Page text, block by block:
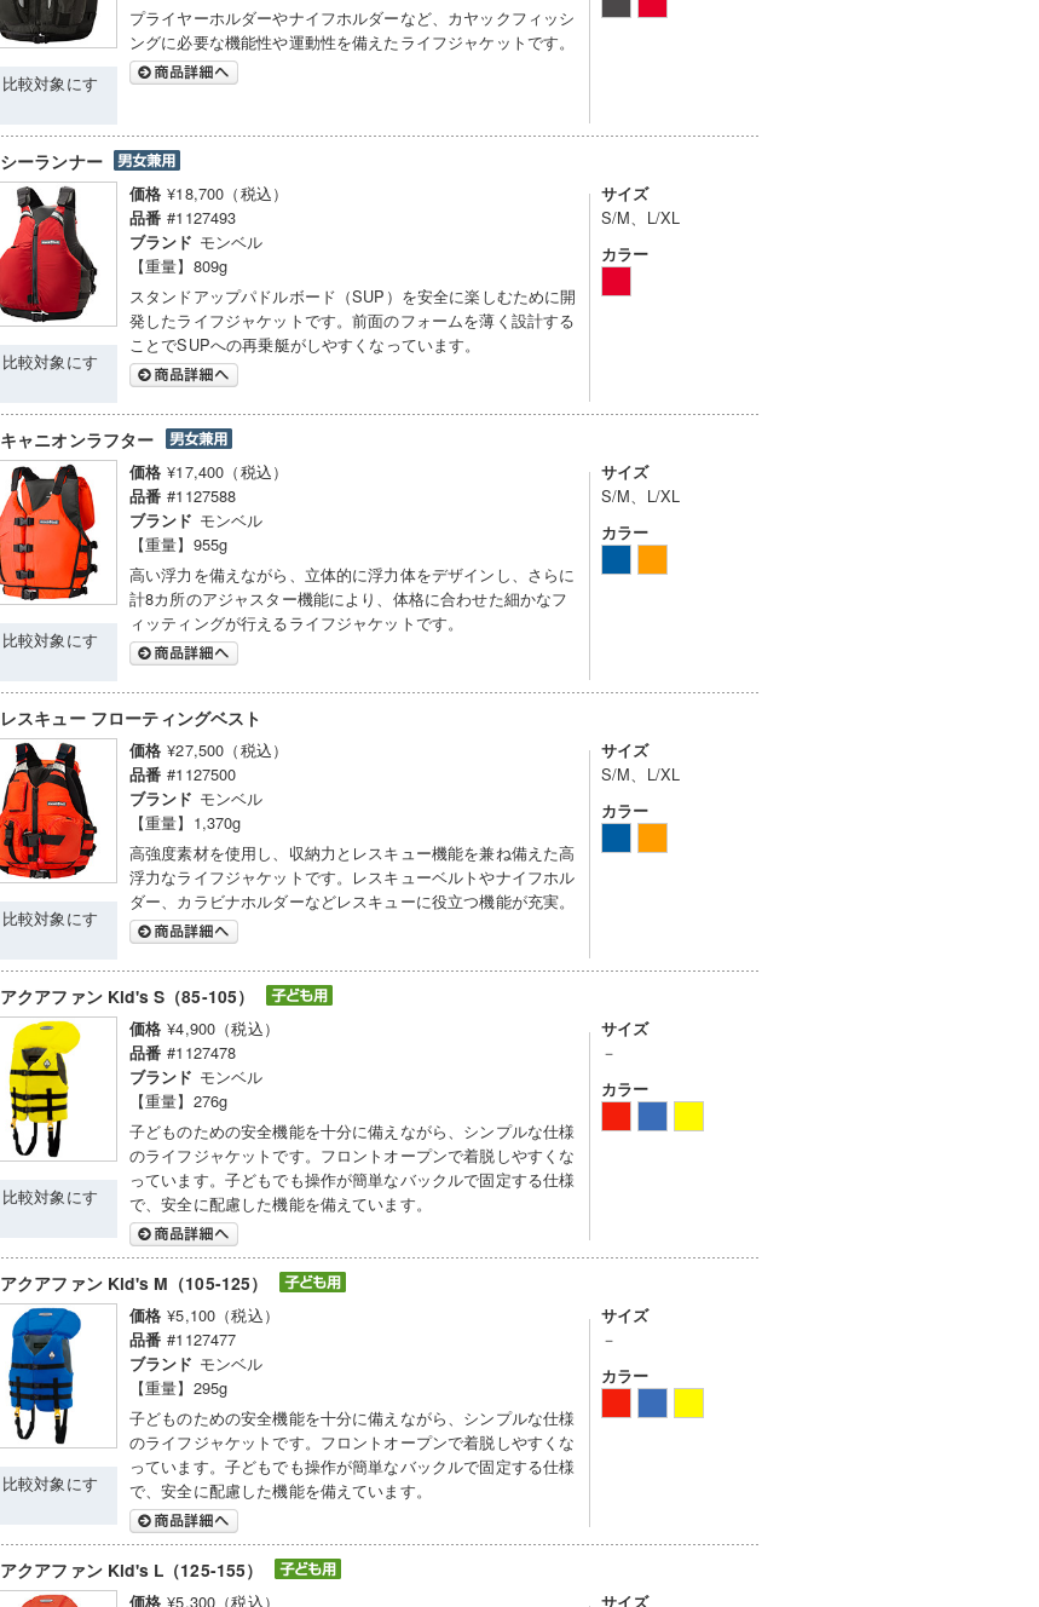
比較対象にす
プライヤーホルダーやナイフホルダーなど、カヤックフィッシ
ングに必要な機能性や運動性を備えたライフジャケットです。
シーランナー
比較対象にす
価格 ¥18,700（税込）
品番 #1127493
ブランド モンベル
【重量】809g
スタンドアップパドルボード（SUP）を安全に楽しむために開
発したライフジャケットです。前面のフォームを薄く設計する
ことでSUPへの再乗艇がしやすくなっています。
サイズ
S/M、L/XL
カラー
キャニオンラフター
比較対象にす
価格 ¥17,400（税込）
品番 #1127588
ブランド モンベル
【重量】955g
高い浮力を備えながら、立体的に浮力体をデザインし、さらに
計8カ所のアジャスター機能により、体格に合わせた細かなフ
ィッティングが行えるライフジャケットです。
サイズ
S/M、L/XL
カラー
レスキュー フローティングベスト
比較対象にす
価格 ¥27,500（税込）
品番 #1127500
ブランド モンベル
【重量】1,370g
高強度素材を使用し、収納力とレスキュー機能を兼ね備えた高
浮力なライフジャケットです。レスキューベルトやナイフホル
ダー、カラビナホルダーなどレスキューに役立つ機能が充実。
サイズ
S/M、L/XL
カラー
アクアファン Kid's S（85-105）
比較対象にす
価格 ¥4,900（税込）
品番 #1127478
ブランド モンベル
【重量】276g
子どものための安全機能を十分に備えながら、シンプルな仕様
のライフジャケットです。フロントオープンで着脱しやすくな
っています。子どもでも操作が簡単なバックルで固定する仕様
で、安全に配慮した機能を備えています。
サイズ
－
カラー
アクアファン Kid's M（105-125）
比較対象にす
価格 ¥5,100（税込）
品番 #1127477
ブランド モンベル
【重量】295g
子どものための安全機能を十分に備えながら、シンプルな仕様
のライフジャケットです。フロントオープンで着脱しやすくな
っています。子どもでも操作が簡単なバックルで固定する仕様
で、安全に配慮した機能を備えています。
サイズ
－
カラー
アクアファン Kid's L（125-155）
価格 ¥5,300（税込） サイズ